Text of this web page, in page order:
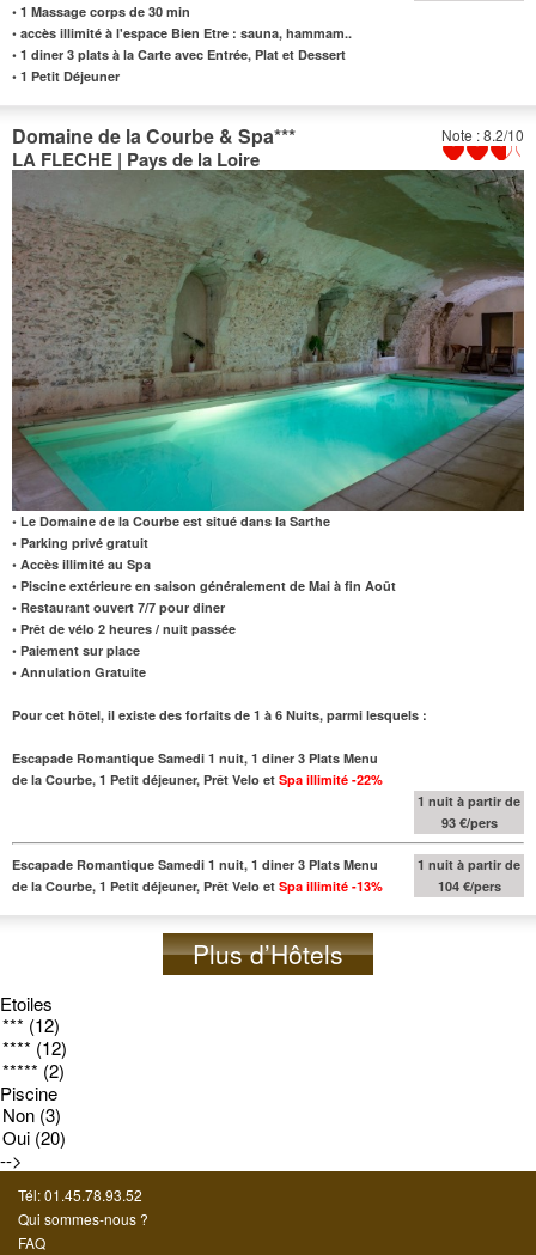
• 1 Massage corps de 30 min
• accès illimité à l'espace Bien Etre : sauna, hammam..
• 1 diner 3 plats à la Carte avec Entrée, Plat et Dessert
• 1 Petit Déjeuner
Note : 8.2/10
Domaine de la Courbe & Spa***
LA FLECHE | Pays de la Loire
• Le Domaine de la Courbe est situé dans la Sarthe
• Parking privé gratuit
• Accès illimité au Spa
• Piscine extérieure en saison généralement de Mai à fin Août
• Restaurant ouvert 7/7 pour diner
• Prêt de vélo 2 heures / nuit passée
• Paiement sur place
• Annulation Gratuite
Pour cet hôtel, il existe des forfaits de 1 à 6 Nuits, parmi lesquels :
Escapade Romantique Samedi 1 nuit, 1 diner 3 Plats Menu
de la Courbe, 1 Petit déjeuner, Prêt Velo et Spa illimité -22%
1 nuit à partir de
93 €/pers
Escapade Romantique Samedi 1 nuit, 1 diner 3 Plats Menu
de la Courbe, 1 Petit déjeuner, Prêt Velo et Spa illimité -13%
1 nuit à partir de
104 €/pers
Plus d’Hôtels
Etoiles
Piscine
-->
Tél: 01.45.78.93.52
Qui sommes-nous ?
FAQ